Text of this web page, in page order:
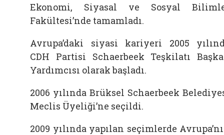
Ekonomi, Siyasal ve Sosyal
Fakültesi’nde tamamladı.
Avrupa’daki siyasi kariyeri 2005
CDH Partisi Schaerbeek Teşkilatı
Yardımcısı olarak başladı.
2006 yılında Brüksel Schaerbeek
Meclis Üyeliği’ne seçildi.
2009 yılında yapılan seçimlerde